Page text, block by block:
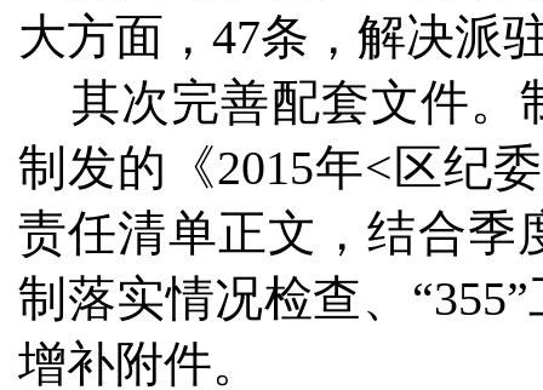
大方面，47条，解决派
其次完善配套文件。
制发的《2015年<区纪
责任清单正文，结合季
制落实情况检查、
增补附件。